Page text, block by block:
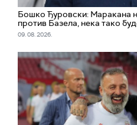
Бошко Ђуровски: Маракана
против Базела, нека тако
09. 08. 2026.